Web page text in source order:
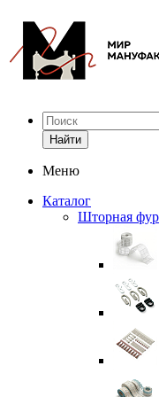
Найти
Меню
Каталог
Шторная